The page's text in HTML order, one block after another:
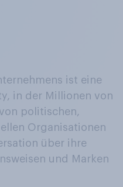
ist eine
in der Millionen von
politischen,
Organisationen
über ihre
und Marken